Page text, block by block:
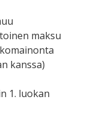
maksu
kanssa)
1. luokan